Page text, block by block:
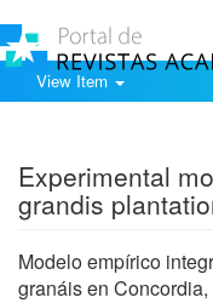
View Item
Experimental
grandis
Modelo empírico
granáis en